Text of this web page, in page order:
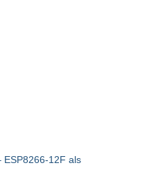
ESP8266-12F als